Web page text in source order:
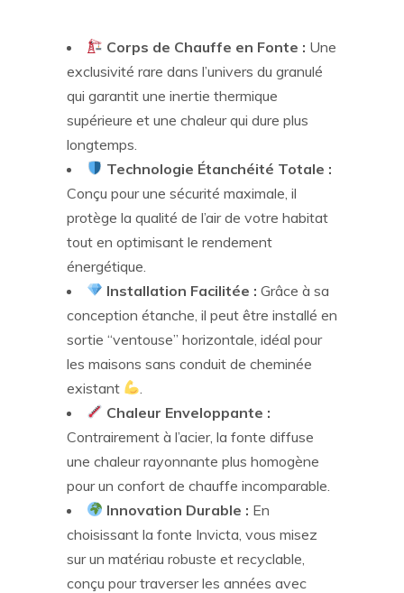
Corps de Chauffe en Fonte : Une
exclusivité rare dans l’univers du granulé
qui garantit une inertie thermique
supérieure et une chaleur qui dure plus
longtemps.
Technologie Étanchéité Totale :
Conçu pour une sécurité maximale, il
protège la qualité de l’air de votre habitat
tout en optimisant le rendement
énergétique.
Installation Facilitée : Grâce à sa
conception étanche, il peut être installé en
sortie “ventouse” horizontale, idéal pour
les maisons sans conduit de cheminée
existant
Chaleur Enveloppante :
Contrairement à l’acier, la fonte diffuse
une chaleur rayonnante plus homogène
pour un confort de chauffe incomparable.
Innovation Durable : En
choisissant la fonte Invicta, vous misez
sur un matériau robuste et recyclable,
conçu pour traverser les années avec